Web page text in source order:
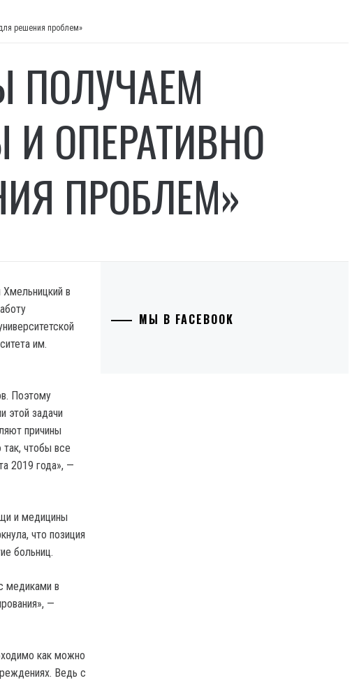
решения проблем»
ПОЛУЧАЕМ
ОПЕРАТИВНО
ПРОБЛЕМ»
в
им.
Поэтому
этой задачи
причины
чтобы все
2019 года», —
и медицины
что позиция
больниц.
медиками в
—
как можно
Ведь с
МЫ В FACEBOOK